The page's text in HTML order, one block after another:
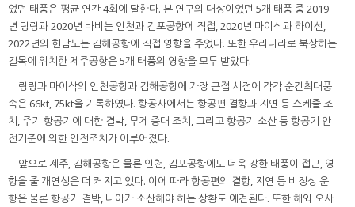
었던 태풍은 평균 연간 4회에 달한다. 본 연구의 대상이었던 5개 태풍 중 2019
년 링링과 2020년 바비는 인천과 김포공항에 직접, 2020년 마이삭과 하이선,
2022년의 힌남노는 김해공항에 직접 영향을 주었다. 또한 우리나라로 북상하는
길목에 위치한 제주공항은 5개 태풍의 영향을 모두 받았다.
링링과 마이삭의 인천공항과 김해공항에 가장 근접 시점에 각각 순간최대풍
속은 66kt, 75kt을 기록하였다. 항공사에서는 항공편 결항과 지연 등 스케줄 조
치, 주기 항공기에 대한 결박, 무게 증대 조치, 그리고 항공기 소산 등 항공기 안
전기준에 의한 안전조치가 이루어졌다.
앞으로 제주, 김해공항은 물론 인천, 김포공항에도 더욱 강한 태풍이 접근, 영
향을 줄 개연성은 더 커지고 있다. 이에 따라 항공편의 결항, 지연 등 비정상 운
항은 물론 항공기 결박, 나아가 소산해야 하는 상황도 예견된다. 또한 해외 오사